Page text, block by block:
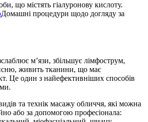
що містять гіалуронову кислоту.
Домашні процедури щодо догляду за
м’язи, збільшує лімфострум,
живить тканини, що має
Це один з найефективніших способів
та технік масажу обличчя, які можна
або за допомогою професіонала: